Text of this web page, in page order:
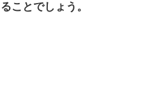
ことでしょう。